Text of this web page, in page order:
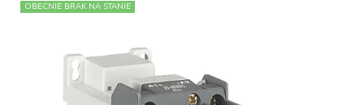
OBECNIE BRAK NA STANIE